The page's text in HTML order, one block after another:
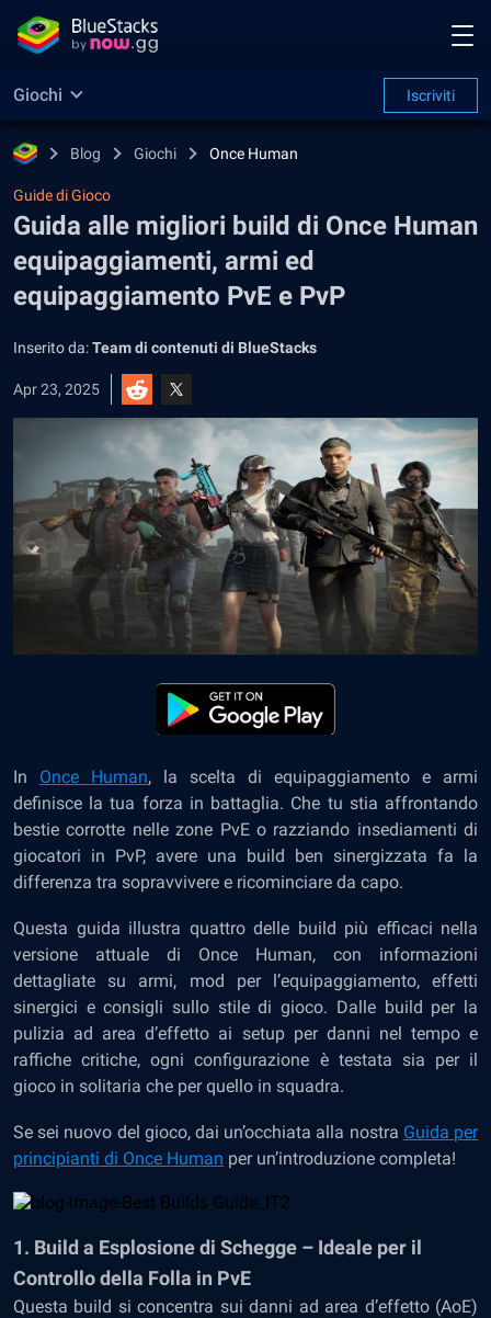
Giochi Iscriviti
Blog Giochi Once Human
Guide di Gioco
Guida alle migliori build di Once Human
equipaggiamenti, armi ed
equipaggiamento PvE e PvP
Inserito da:Team di contenuti di BlueStacks
Apr 23, 2025
In Once Human, la scelta di equipaggiamento e armi
definisce la tua forza in battaglia. Che tu stia affrontando
bestie corrotte nelle zone PvE o razziando insediamenti di
giocatori in PvP, avere una build ben sinergizzata fa la
differenza tra sopravvivere e ricominciare da capo.
Questa guida illustra quattro delle build più efficaci nella
versione attuale di Once Human, con informazioni
dettagliate su armi, mod per l’equipaggiamento, effetti
sinergici e consigli sullo stile di gioco. Dalle build per la
pulizia ad area d’effetto ai setup per danni nel tempo e
raffiche critiche, ogni configurazione è testata sia per il
gioco in solitaria che per quello in squadra.
Se sei nuovo del gioco, dai un’occhiata alla nostra Guida per
principianti di Once Human per un’introduzione completa!
1. Build a Esplosione di Schegge – Ideale per il
Controllo della Folla in PvE
Questa build si concentra sui danni ad area d’effetto (AoE)